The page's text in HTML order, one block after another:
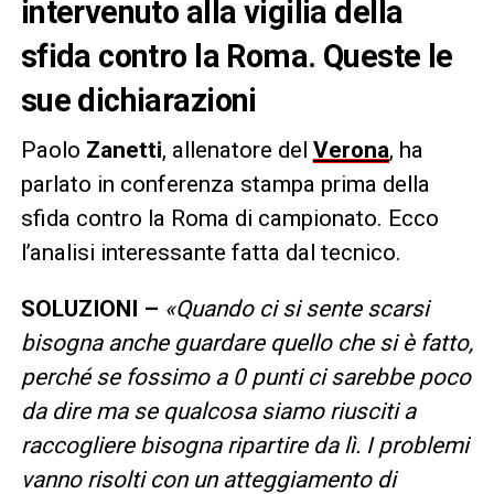
intervenuto alla vigilia della
sfida contro la Roma. Queste le
sue dichiarazioni
Paolo Zanetti, allenatore del Verona, ha
parlato in conferenza stampa prima della
sfida contro la Roma di campionato. Ecco
l’analisi interessante fatta dal tecnico.
SOLUZIONI – «Quando ci si sente scarsi
bisogna anche guardare quello che si è fatto,
perché se fossimo a 0 punti ci sarebbe poco
da dire ma se qualcosa siamo riusciti a
raccogliere bisogna ripartire da lì. I problemi
vanno risolti con un atteggiamento di